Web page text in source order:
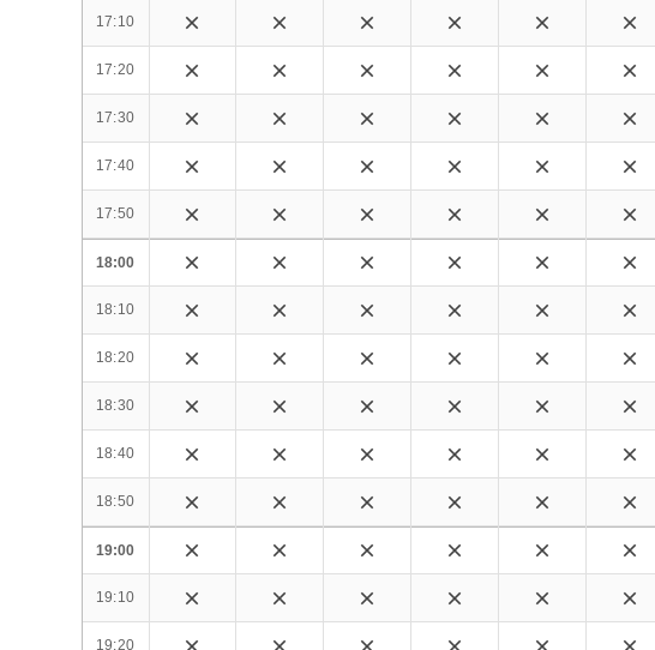
17:10
17:20
17:30
17:40
17:50
18:00
18:10
18:20
18:30
18:40
18:50
19:00
19:10
19:20